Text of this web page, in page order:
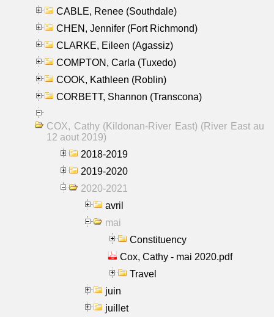
CABLE, Renee (Southdale)
CHEN, Jennifer (Fort Richmond)
CLARKE, Eileen (Agassiz)
COMPTON, Carla (Tuxedo)
COOK, Kathleen (Roblin)
CORBETT, Shannon (Transcona)
COX, Cathy (Kildonan-River East) (River East au
12 aout 2019)
2018-2019
2019-2020
2020-2021
avril
mai
Constituency
Cox, Cathy - mai 2020.pdf
Travel
juin
juillet